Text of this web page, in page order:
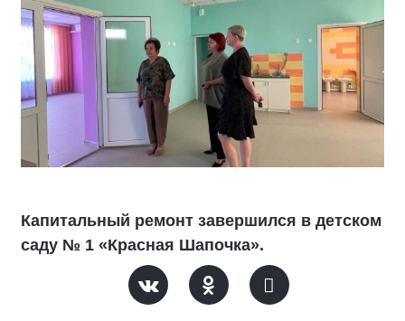
Капитальный ремонт завершился в детском
саду № 1 «Красная Шапочка».